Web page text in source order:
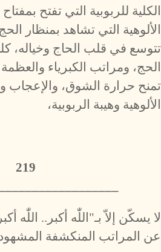
الكلية للربوبية التي تفتح
الألوهية التي تشاهد بمنظار
تتوسع في قلب الحاج وخياله،
الحج، ومراتب الكبرياء
تمنح حرارة الشوق، والإعجاب
الألوهية وهيبة الربوبية،
219
لا يسكّن إلاّ بـ"اللّٰه أكبر.. اللّٰه
عن المراتب المنكشفة